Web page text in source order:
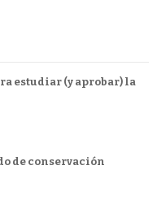
estudiar (y aprobar) la
de conservación